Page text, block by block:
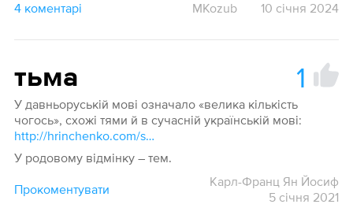
4 коментарі
MKozub 10 січня 2024
тьма 1
У давньоруській мові означало «велика кількість
чогось», схожі тями й в сучасній українській мові:
http://hrinchenko.com/slovar/znachenie-slova/59855-tma.html#show_point
У родовому відмінку – тем.
Прокоментувати
Карл-Франц Ян Йосиф
5 січня 2021